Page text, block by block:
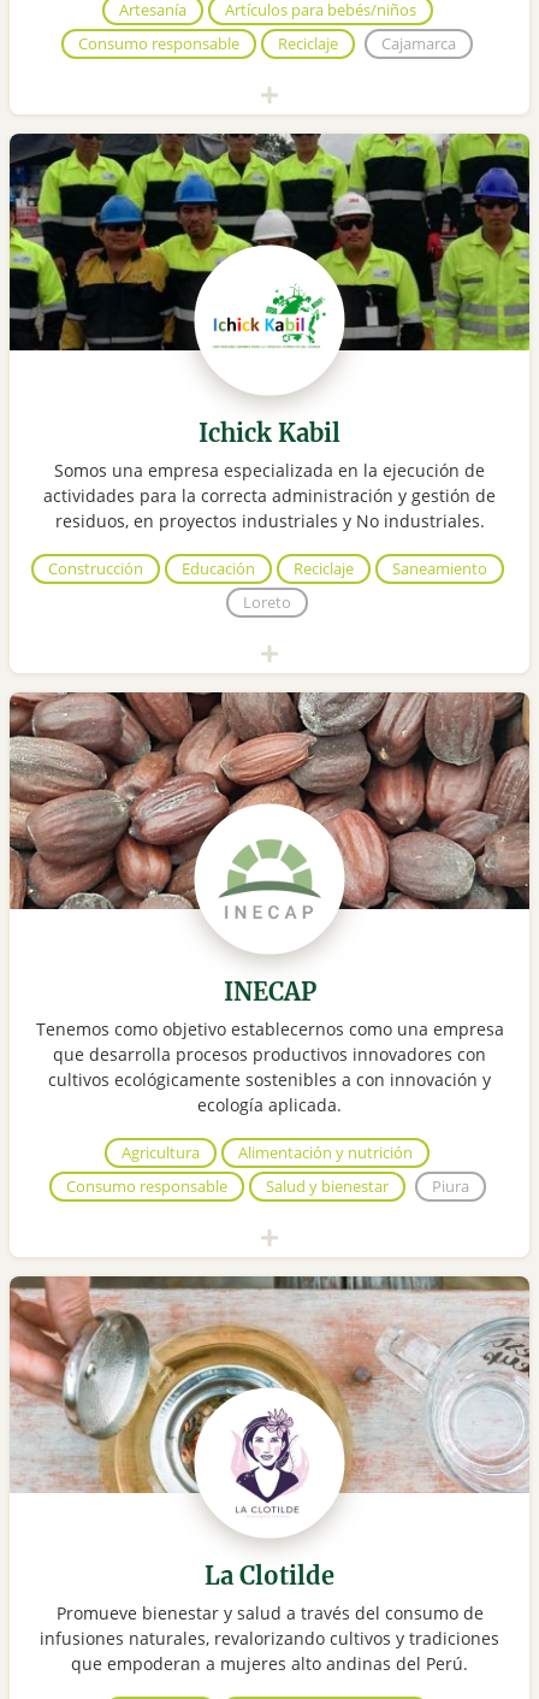
Artesanía
Artículos para bebés/niños
Consumo responsable
Reciclaje Cajamarca
Ichick Kabil
Somos una empresa especializada en la ejecución de
actividades para la correcta administración y gestión de
residuos, en proyectos industriales y No industriales.
Construcción Educación Reciclaje
Saneamiento
Loreto
INECAP
Tenemos como objetivo establecernos como una empresa
que desarrolla procesos productivos innovadores con
cultivos ecológicamente sostenibles a con innovación y
ecología aplicada.
Agricultura
Alimentación y nutrición
Consumo responsable
Salud y bienestar Piura
La Clotilde
Promueve bienestar y salud a través del consumo de
infusiones naturales, revalorizando cultivos y tradiciones
que empoderan a mujeres alto andinas del Perú.